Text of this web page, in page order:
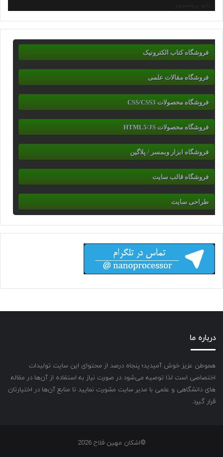
نانو پروسسور
فروشگاه کتاب الکترونیک
فروشگاه مقالات علمی
فروشگاه محصولات CSS/CSS3
فروشگاه محصولات HTML5/JS
فروشگاه ابزار وبمسر / پلاگین
فروشگاه قالب سایت
طراحی سایت
درباره ما
هموطن عزیز خوش آمیدید؛ پنجاه درصد از محتوای این سایت تولیدات
اختصاصی است لذا توصیه می‌شود در صورت نیاز به استفاده از آن‌ها در مقاله
های دانشگاهی و علمی با مدیر سایت مشورت نمایید تا منابع آن‌ها در اختیارتان
قرار گیرد.
©اشکان مهین فلاح 2026